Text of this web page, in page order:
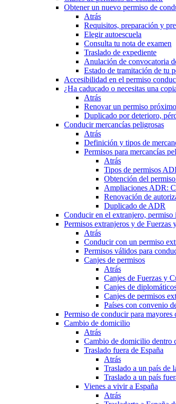
Obtener un nuevo permiso de
Atrás
Requisitos, preparación y
Elegir autoescuela
Consulta tu nota de examen
Traslado de expediente
Anulación de convocatoria
Estado de tramitación de tu
Accesibilidad en el permiso
¿Ha caducado o necesitas una
Atrás
Renovar un permiso
Duplicado por deterioro,
Conducir mercancías peligrosas
Atrás
Definición y tipos de
Permisos para mercancías
Atrás
Tipos de permisos
Obtención del
Ampliaciones ADR:
Renovación de
Duplicado de ADR
Conducir en el extranjero, permiso
Permisos extranjeros y de Fuerzas
Atrás
Conducir con un permiso
Permisos válidos para
Canjes de permisos
Atrás
Canjes de Fuerzas y
Canjes de
Canjes de permisos
Países con convenio
Permiso de conducir para mayores
Cambio de domicilio
Atrás
Cambio de domicilio dentro
Traslado fuera de España
Atrás
Traslado a un país de
Traslado a un país
Vienes a vivir a España
Atrás